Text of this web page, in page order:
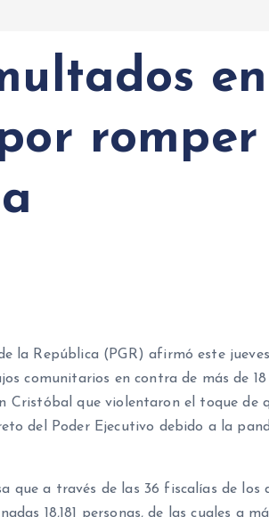
en
romper
la República (PGR) afirmó este
comunitarios en contra de más de
Cristóbal que violentaron el toque de
del Poder Ejecutivo debido a la
que a través de las 36 fiscalías de los
18,181 personas, de las cuales a